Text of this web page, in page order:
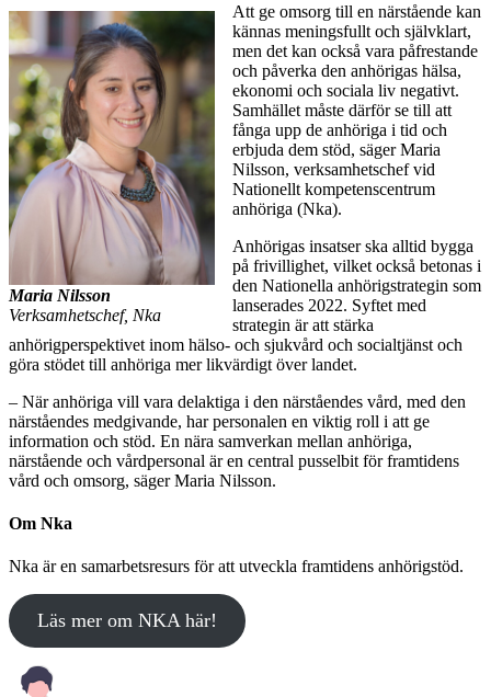
Maria Nilsson
Verksamhetschef, Nka
Att ge omsorg till en närstående kan
kännas meningsfullt och självklart,
men det kan också vara påfrestande
och påverka den anhörigas hälsa,
ekonomi och sociala liv negativt.
Samhället måste därför se till att
fånga upp de anhöriga i tid och
erbjuda dem stöd, säger Maria
Nilsson, verksamhetschef vid
Nationellt kompetenscentrum
anhöriga (Nka).
Anhörigas insatser ska alltid bygga
på frivillighet, vilket också betonas i
den Nationella anhörigstrategin som
lanserades 2022. Syftet med
strategin är att stärka
anhörigperspektivet inom hälso- och sjukvård och socialtjänst och
göra stödet till anhöriga mer likvärdigt över landet.
– När anhöriga vill vara delaktiga i den närståendes vård, med den
närståendes medgivande, har personalen en viktig roll i att ge
information och stöd. En nära samverkan mellan anhöriga,
närstående och vårdpersonal är en central pusselbit för framtidens
vård och omsorg, säger Maria Nilsson.
Om Nka
Nka är en samarbetsresurs för att utveckla framtidens anhörigstöd.
Läs mer om NKA här!